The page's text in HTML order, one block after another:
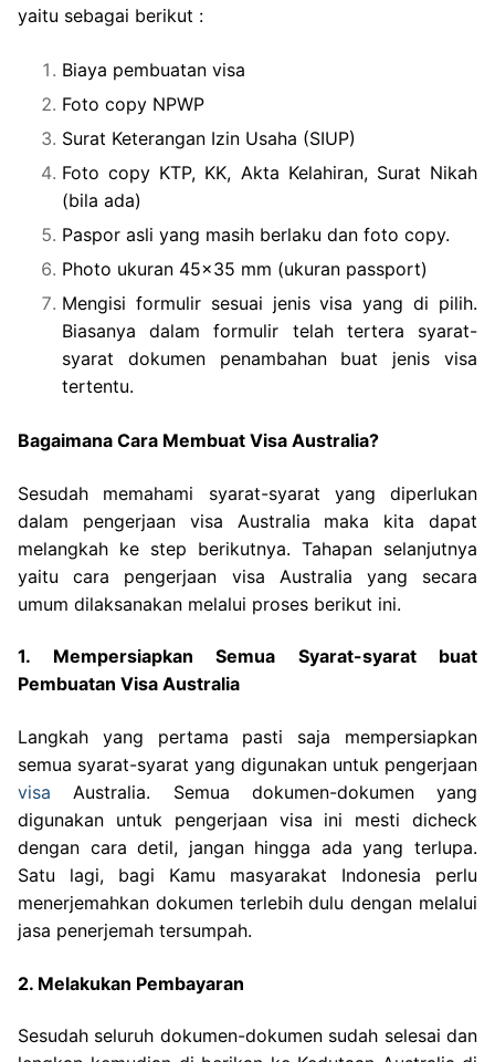
yaitu sebagai berikut :
Biaya pembuatan visa
Foto copy NPWP
Surat Keterangan Izin Usaha (SIUP)
Foto copy KTP, KK, Akta Kelahiran, Surat Nikah
(bila ada)
Paspor asli yang masih berlaku dan foto copy.
Photo ukuran 45×35 mm (ukuran passport)
Mengisi formulir sesuai jenis visa yang di pilih.
Biasanya dalam formulir telah tertera syarat-
syarat dokumen penambahan buat jenis visa
tertentu.
Bagaimana Cara Membuat Visa Australia?
Sesudah memahami syarat-syarat yang diperlukan
dalam pengerjaan visa Australia maka kita dapat
melangkah ke step berikutnya. Tahapan selanjutnya
yaitu cara pengerjaan visa Australia yang secara
umum dilaksanakan melalui proses berikut ini.
1. Mempersiapkan Semua Syarat-syarat buat
Pembuatan Visa Australia
Langkah yang pertama pasti saja mempersiapkan
semua syarat-syarat yang digunakan untuk pengerjaan
visa Australia. Semua dokumen-dokumen yang
digunakan untuk pengerjaan visa ini mesti dicheck
dengan cara detil, jangan hingga ada yang terlupa.
Satu lagi, bagi Kamu masyarakat Indonesia perlu
menerjemahkan dokumen terlebih dulu dengan melalui
jasa penerjemah tersumpah.
2. Melakukan Pembayaran
Sesudah seluruh dokumen-dokumen sudah selesai dan